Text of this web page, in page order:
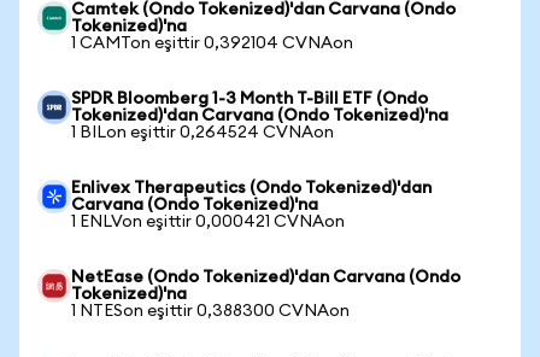
Camtek (Ondo Tokenized)'dan Carvana (Ondo
Tokenized)'na
1 CAMTon eşittir 0,392104 CVNAon
SPDR Bloomberg 1-3 Month T-Bill ETF (Ondo
Tokenized)'dan Carvana (Ondo Tokenized)'na
1 BILon eşittir 0,264524 CVNAon
Enlivex Therapeutics (Ondo Tokenized)'dan
Carvana (Ondo Tokenized)'na
1 ENLVon eşittir 0,000421 CVNAon
NetEase (Ondo Tokenized)'dan Carvana (Ondo
Tokenized)'na
1 NTESon eşittir 0,388300 CVNAon